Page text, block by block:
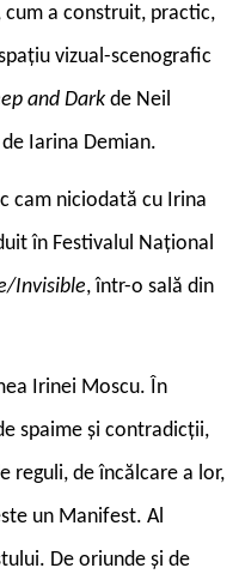
cum a construit, practic,
vizual-scenografic
and Dark de Neil
Iarina Demian.
cam niciodată cu Irina
în Festivalul Național
Invisible, într-o sală din
Irinei Moscu. În
spaime și contradicții,
reguli, de încălcare a lor,
un Manifest. Al
De oriunde și de